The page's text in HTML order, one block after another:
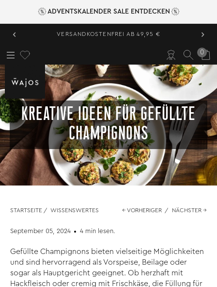
ADVENTSKALENDER SALE ENTDECKEN
‹ VERSANDKOSTENFREI AB 49,95 € ›
0
KREATIVE IDEEN FÜR GEFÜLLTE
CHAMPIGNONS
STARTSEITE / WISSENSWERTES ← VORHERIGER / NÄCHSTER →
September 05, 2024 4 min lesen.
Gefüllte Champignons bieten vielseitige Möglichkeiten
und sind hervorragend als Vorspeise, Beilage oder
sogar als Hauptgericht geeignet. Ob herzhaft mit
Hackfleisch oder cremig mit Frischkäse, die Füllung für